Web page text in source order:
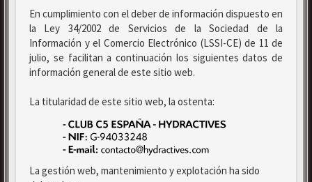
En cumplimiento con el deber de información dispuesto en
la Ley 34/2002 de Servicios de la Sociedad de la
Información y el Comercio Electrónico (LSSI-CE) de 11 de
julio, se facilitan a continuación los siguientes datos de
información general de este sitio web.
La titularidad de este sitio web, la ostenta:
La gestión web, mantenimiento y explotación ha sido